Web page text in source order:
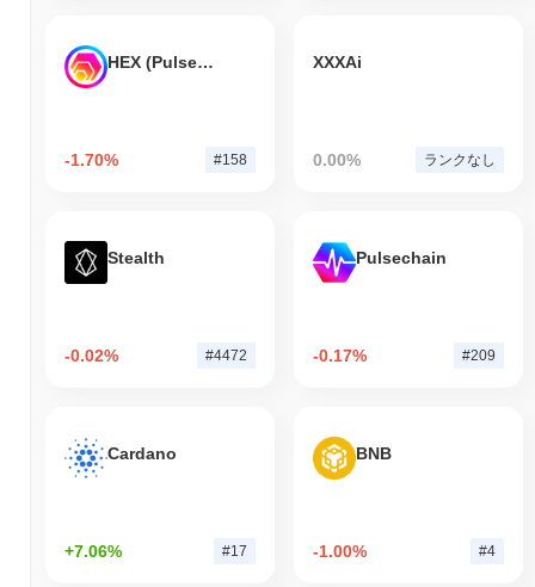
HEX (Pulsechain)
-1.70% #158
XXXAi
0.00% ランクなし
Stealth
-0.02% #4472
Pulsechain
-0.17% #209
Cardano
+7.06% #17
BNB
-1.00% #4